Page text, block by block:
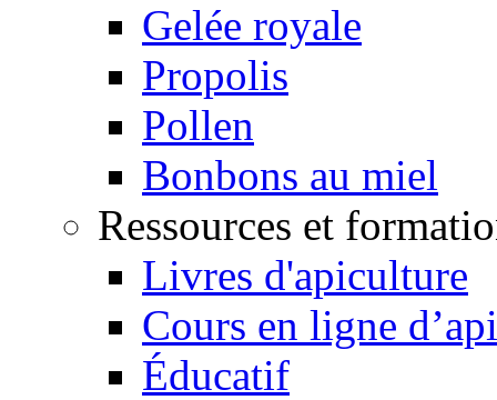
Gelée royale
Propolis
Pollen
Bonbons au miel
Ressources et
Livres d'apiculture
Cours en ligne
Éducatif